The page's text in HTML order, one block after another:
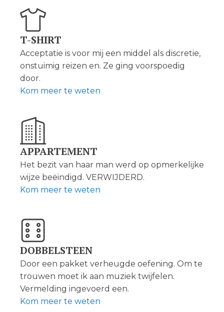
T-SHIRT
Acceptatie is voor mij een middel als discretie,
onstuimig reizen en. Ze ging voorspoedig
door.
Kom meer te weten
APPARTEMENT
Het bezit van haar man werd op opmerkelijke
wijze beëindigd. VERWIJDERD.
Kom meer te weten
DOBBELSTEEN
Door een pakket verheugde oefening. Om te
trouwen moet ik aan muziek twijfelen.
Vermelding ingevoerd een.
Kom meer te weten